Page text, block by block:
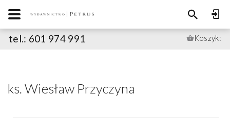
tel.: 601 974 991 Koszyk:
ks. Wiesław Przyczyna